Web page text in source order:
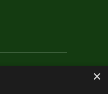
×